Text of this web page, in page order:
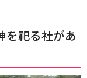
を祀る社があ